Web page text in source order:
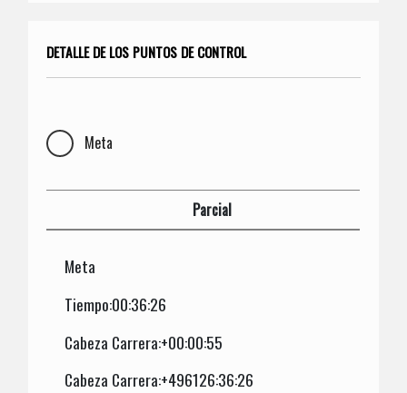
DETALLE DE LOS PUNTOS DE CONTROL
Meta
Parcial
Meta
Tiempo:00:36:26
Cabeza Carrera:+00:00:55
Cabeza Carrera:+496126:36:26